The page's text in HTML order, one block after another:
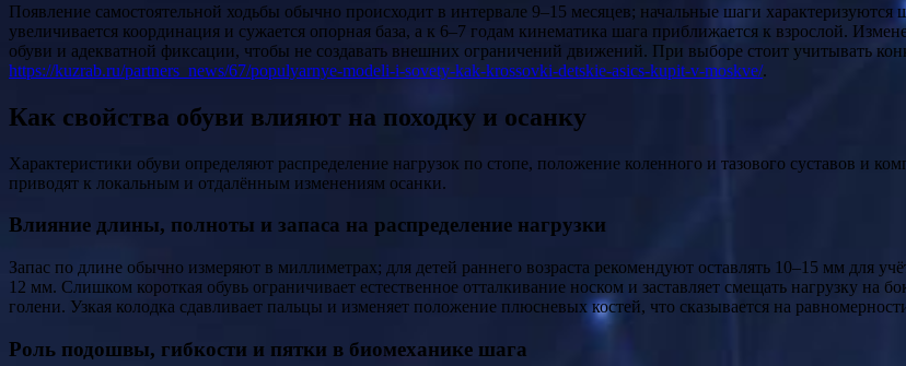
Появление самостоятельной ходьбы обычно происходит в интервале 9–15 месяцев; начальные шаги
увеличивается координация и сужается опорная база, а к 6–7 годам кинематика шага приближается к взрослой.
обуви и адекватной фиксации, чтобы не создавать внешних ограничений движений. При выборе стоит учитывать
https://kuzrab.ru/partners_news/67/populyarnye-modeli-i-sovety-kak-krossovki-detskie-asics-kupit-v-moskve/.
Как свойства обуви влияют на походку и осанку
Характеристики обуви определяют распределение нагрузок по стопе, положение коленного и тазового суставов и
приводят к локальным и отдалённым изменениям осанки.
Влияние длины, полноты и запаса на распределение нагрузки
Запас по длине обычно измеряют в миллиметрах; для детей раннего возраста рекомендуют оставлять 10–15 мм для
12 мм. Слишком короткая обувь ограничивает естественное отталкивание носком и заставляет смещать нагрузку
голени. Узкая колодка сдавливает пальцы и изменяет положение плюсневых костей, что сказывается на
Роль подошвы, гибкости и пятки в биомеханике шага